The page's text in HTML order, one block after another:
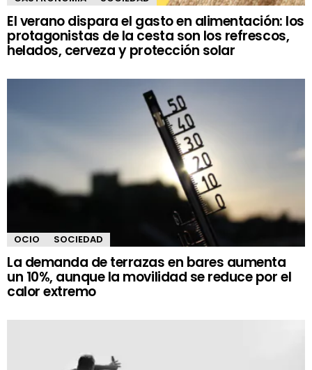
El verano dispara el gasto en alimentación: los
protagonistas de la cesta son los refrescos,
helados, cerveza y protección solar
OCIO SOCIEDAD
La demanda de terrazas en bares aumenta
un 10%, aunque la movilidad se reduce por el
calor extremo